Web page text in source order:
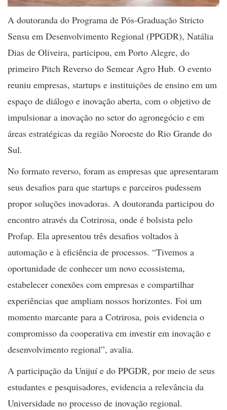
A doutoranda do Programa de Pós-Graduação Stricto
Sensu em Desenvolvimento Regional (PPGDR), Natália
Dias de Oliveira, participou, em Porto Alegre, do
primeiro Pitch Reverso do Semear Agro Hub. O evento
reuniu empresas, startups e instituições de ensino em um
espaço de diálogo e inovação aberta, com o objetivo de
impulsionar a inovação no setor do agronegócio e em
áreas estratégicas da região Noroeste do Rio Grande do
Sul.
No formato reverso, foram as empresas que apresentaram
seus desafios para que startups e parceiros pudessem
propor soluções inovadoras. A doutoranda participou do
encontro através da Cotrirosa, onde é bolsista pelo
Profap. Ela apresentou três desafios voltados à
automação e à eficiência de processos. “Tivemos a
oportunidade de conhecer um novo ecossistema,
estabelecer conexões com empresas e compartilhar
experiências que ampliam nossos horizontes. Foi um
momento marcante para a Cotrirosa, pois evidencia o
compromisso da cooperativa em investir em inovação e
desenvolvimento regional”, avalia.
A participação da Unijuí e do PPGDR, por meio de seus
estudantes e pesquisadores, evidencia a relevância da
Universidade no processo de inovação regional.